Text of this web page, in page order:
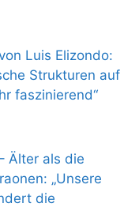
Luis Elizondo:
Strukturen auf
faszinierend“
Älter als die
„Unsere
die